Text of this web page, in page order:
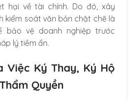
hại về tài chính. Do đó, xây
kiểm soát văn bản chặt chẽ là
bảo vệ doanh nghiệp trước
lý tiềm ẩn.
Việc Ký Thay, Ký Hộ
Quyền